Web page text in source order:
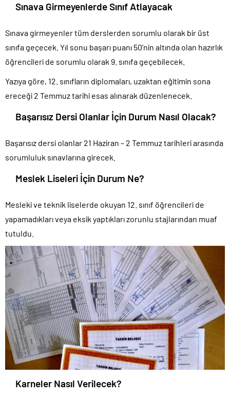
Sınava Girmeyenlerde Sınıf Atlayacak
Sınava girmeyenler tüm derslerden sorumlu olarak bir üst
sınıfa geçecek. Yıl sonu başarı puanı 50’nin altında olan hazırlık
öğrencileri de sorumlu olarak 9. sınıfa geçebilecek.
Yazıya göre, 12. sınıfların diplomaları, uzaktan eğitimin sona
ereceği 2 Temmuz tarihi esas alınarak düzenlenecek.
Başarısız Dersi Olanlar İçin Durum Nasıl Olacak?
Başarısız dersi olanlar 21 Haziran – 2 Temmuz tarihleri arasında
sorumluluk sınavlarına girecek.
Meslek Liseleri İçin Durum Ne?
Mesleki ve teknik liselerde okuyan 12. sınıf öğrencileri de
yapamadıkları veya eksik yaptıkları zorunlu stajlarından muaf
tutuldu.
Karneler Nasıl Verilecek?